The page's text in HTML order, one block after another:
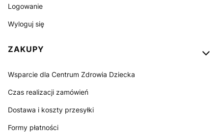
Logowanie
Wyloguj się
ZAKUPY
Wsparcie dla Centrum Zdrowia Dziecka
Czas realizacji zamówień
Dostawa i koszty przesyłki
Formy płatności